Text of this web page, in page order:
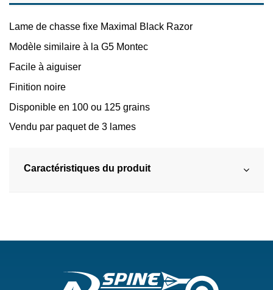
Lame de chasse fixe Maximal Black Razor
Modèle similaire à la G5 Montec
Facile à aiguiser
Finition noire
Disponible en 100 ou 125 grains
Vendu par paquet de 3 lames
Caractéristiques du produit